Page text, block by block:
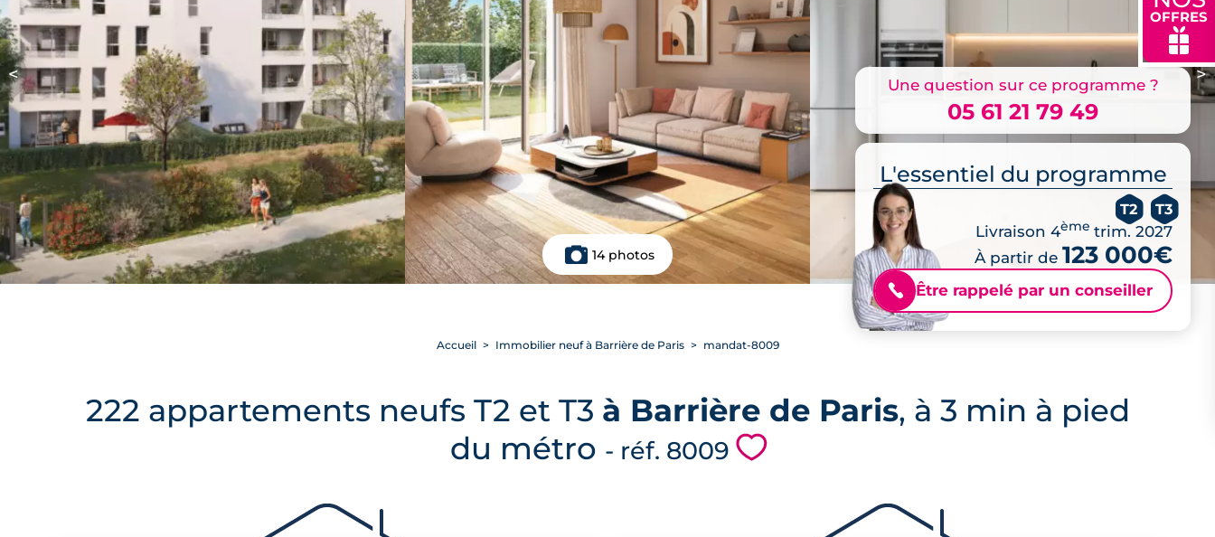
OFFRES
🎁
< >
14 photos
Une question sur ce programme ?
05 61 21 79 49
L'essentiel du programme
T2 T3
Livraison 4ème trim. 2027
À partir de 123 000€
📞 Être rappelé par un conseiller
Accueil Immobilier neuf à Barrière de Paris mandat-8009
222 appartements neufs T2 et T3 à Barrière de Paris, à 3 min à pied
du métro - réf. 8009 💗